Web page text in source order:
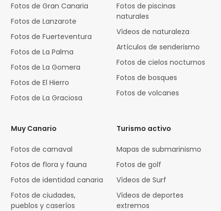
Fotos de Gran Canaria
Fotos de Lanzarote
Fotos de Fuerteventura
Fotos de La Palma
Fotos de La Gomera
Fotos de El Hierro
Fotos de La Graciosa
Fotos de piscinas
naturales
Vídeos de naturaleza
Artículos de senderismo
Fotos de cielos nocturnos
Fotos de bosques
Fotos de volcanes
Muy Canario
Fotos de carnaval
Fotos de flora y fauna
Fotos de identidad canaria
Fotos de ciudades,
pueblos y caseríos
Turismo activo
Mapas de submarinismo
Fotos de golf
Vídeos de Surf
Vídeos de deportes
extremos